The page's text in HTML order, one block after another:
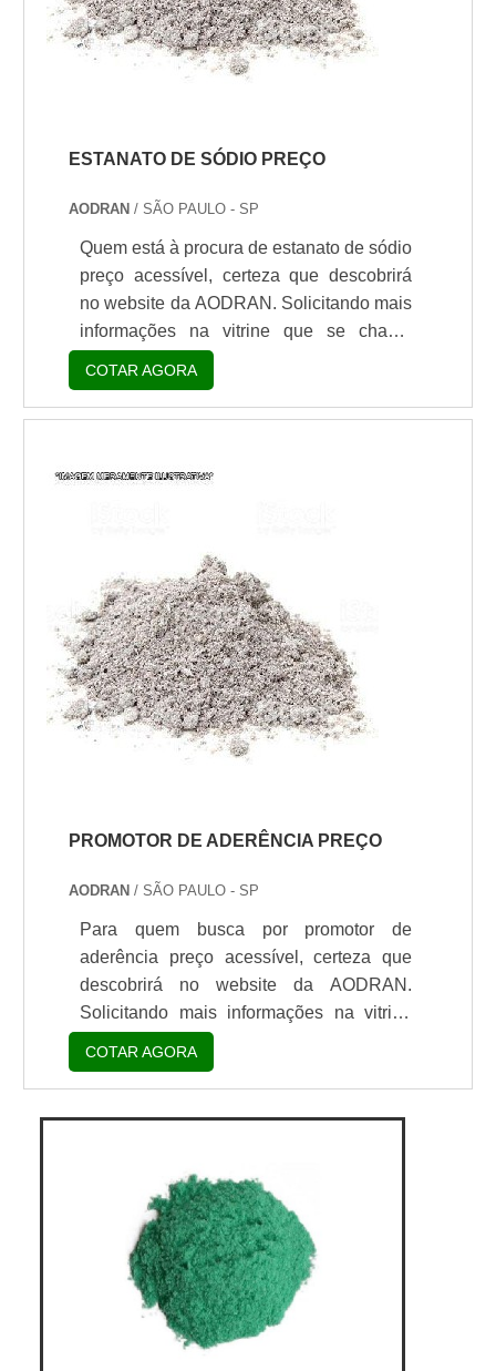
ESTANATO DE SÓDIO PREÇO
AODRAN/ SÃO PAULO - SP
Quem está à procura de estanato de sódio
preço acessível, certeza que descobrirá
no website da AODRAN. Solicitando mais
informações na vitrine que se chama
Soluções Industriais e conhecendo a líder
do segmento.É importante lembrar que o
produto deve sempre ser adquirido com
Esse tipo de cuidado ajuda a garantir a
COTAR AGORA
PROMOTOR DE ADERÊNCIA PREÇO
AODRAN/ SÃO PAULO - SP
Para quem busca por promotor de
aderência preço acessível, certeza que
descobrirá no website da AODRAN.
Solicitando mais informações na vitrine
que se chama Soluções Industriais e
conhecendo a líder do segmento. Quando
a temática é promotor de aderência preço,
com os profissionais da AODRAN irá
pagamento acessível.UM POUCO MAIS
SOBRE PROMOTOR DE ADERÊNCIA
PREÇOHá muitas maneiras eficientes de
demo...
COTAR AGORA